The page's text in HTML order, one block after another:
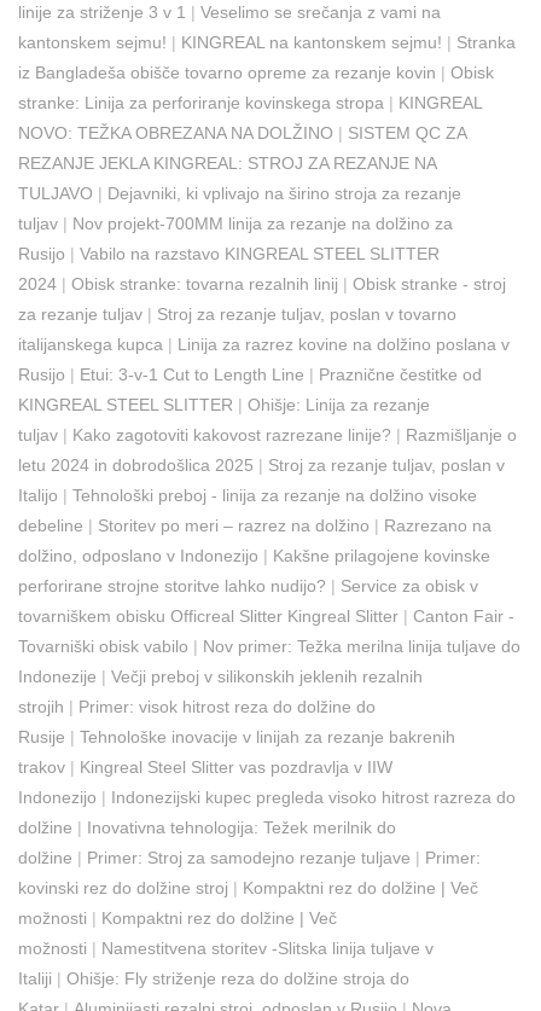
linije za striženje 3 v 1 | Veselimo se srečanja z vami na
kantonskem sejmu! | KINGREAL na kantonskem sejmu! | Stranka
iz Bangladeša obišče tovarno opreme za rezanje kovin | Obisk
stranke: Linija za perforiranje kovinskega stropa | KINGREAL
NOVO: TEŽKA OBREZANA NA DOLŽINO | SISTEM QC ZA
REZANJE JEKLA KINGREAL: STROJ ZA REZANJE NA
TULJAVO | Dejavniki, ki vplivajo na širino stroja za rezanje
tuljav | Nov projekt-700MM linija za rezanje na dolžino za
Rusijo | Vabilo na razstavo KINGREAL STEEL SLITTER
2024 | Obisk stranke: tovarna rezalnih linij | Obisk stranke - stroj
za rezanje tuljav | Stroj za rezanje tuljav, poslan v tovarno
italijanskega kupca | Linija za razrez kovine na dolžino poslana v
Rusijo | Etui: 3-v-1 Cut to Length Line | Praznične čestitke od
KINGREAL STEEL SLITTER | Ohišje: Linija za rezanje
tuljav | Kako zagotoviti kakovost razrezane linije? | Razmišljanje o
letu 2024 in dobrodošlica 2025 | Stroj za rezanje tuljav, poslan v
Italijo | Tehnološki preboj - linija za rezanje na dolžino visoke
debeline | Storitev po meri – razrez na dolžino | Razrezano na
dolžino, odposlano v Indonezijo | Kakšne prilagojene kovinske
perforirane strojne storitve lahko nudijo? | Service za obisk v
tovarniškem obisku Officreal Slitter Kingreal Slitter | Canton Fair -
Tovarniški obisk vabilo | Nov primer: Težka merilna linija tuljave do
Indonezije | Večji preboj v silikonskih jeklenih rezalnih
strojih | Primer: visok hitrost reza do dolžine do
Rusije | Tehnološke inovacije v linijah za rezanje bakrenih
trakov | Kingreal Steel Slitter vas pozdravlja v IIW
Indonezijo | Indonezijski kupec pregleda visoko hitrost razreza do
dolžine | Inovativna tehnologija: Težek merilnik do
dolžine | Primer: Stroj za samodejno rezanje tuljave | Primer:
kovinski rez do dolžine stroj | Kompaktni rez do dolžine | Več
možnosti | Kompaktni rez do dolžine | Več
možnosti | Namestitvena storitev -Slitska linija tuljave v
Italiji | Ohišje: Fly striženje reza do dolžine stroja do